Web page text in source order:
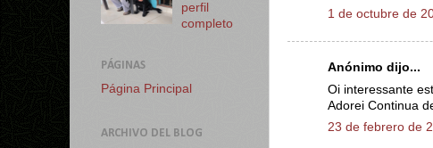
1 de octubre de
Anónimo dijo...
Oi interessante
Adorei Continua
23 de febrero de
perfil
completo
PÁGINAS
Página Principal
ARCHIVO DEL BLOG